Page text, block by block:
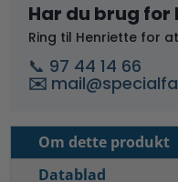
Har du brug
Ring til Henriette for
📞 97 44 14 66
✉️
Om dette produkt
Datablad